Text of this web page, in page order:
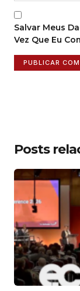
Salvar Meus
Vez Que Eu
Posts